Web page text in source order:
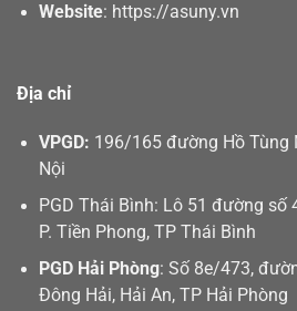
Website: https://asuny.vn
Địa chỉ
VPGD: 196/165 đường Hồ Tùng
Nội
PGD Thái Bình: Lô 51 đường số
P. Tiền Phong, TP Thái Bình
PGD Hải Phòng: Số 8e/473,
Đông Hải, Hải An, TP Hải Phòng